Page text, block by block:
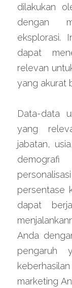
dilakukan
dengan
eksplorasi.
dapat
relevan
yang akurat
Data-data
yang
jabatan,
persentase
dapat
Anda
pengaruh
marketing